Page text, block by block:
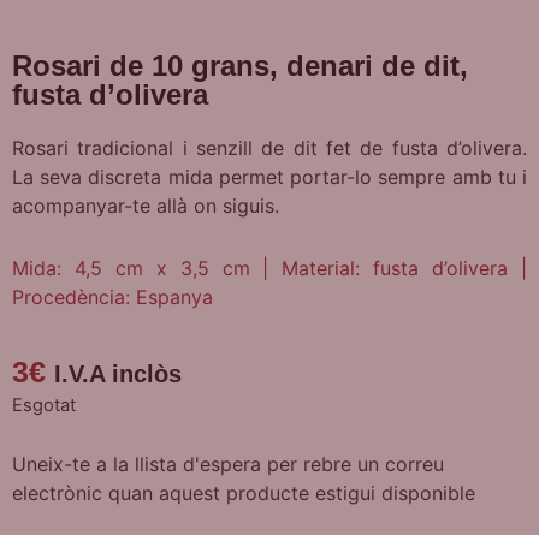
Rosari de 10 grans, denari de dit,
fusta d’olivera
Rosari tradicional i senzill de dit fet de fusta d’olivera.
La seva discreta mida permet portar-lo sempre amb tu i
acompanyar-te allà on siguis.
Mida: 4,5 cm x 3,5 cm | Material: fusta d’olivera |
Procedència: Espanya
3€ I.V.A inclòs
Esgotat
Uneix-te a la llista d'espera per rebre un correu
electrònic quan aquest producte estigui disponible